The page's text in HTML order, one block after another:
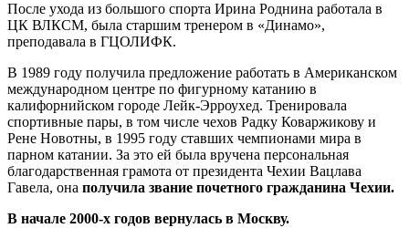
После ухода из большого спорта Ирина Роднина работала в
ЦК ВЛКСМ, была старшим тренером в «Динамо»,
преподавала в ГЦОЛИФК.
В 1989 году получила предложение работать в Американском
международном центре по фигурному катанию в
калифорнийском городе Лейк-Эрроухед. Тренировала
спортивные пары, в том числе чехов Радку Коваржикову и
Рене Новотны, в 1995 году ставших чемпионами мира в
парном катании. За это ей была вручена персональная
благодарственная грамота от президента Чехии Вацлава
Гавела, она получила звание почетного гражданина Чехии.
В начале 2000-х годов вернулась в Москву.